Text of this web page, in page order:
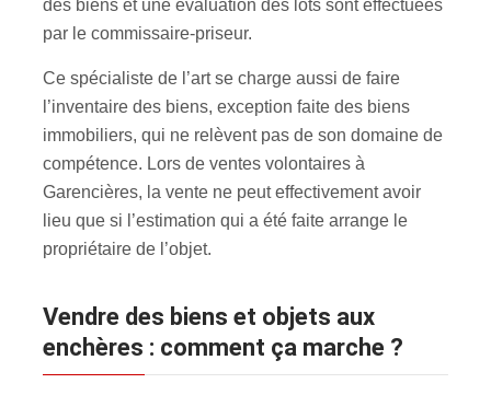
des biens et une évaluation des lots sont effectuées
par le commissaire-priseur.
Ce spécialiste de l’art se charge aussi de faire
l’inventaire des biens, exception faite des biens
immobiliers, qui ne relèvent pas de son domaine de
compétence. Lors de ventes volontaires à
Garencières, la vente ne peut effectivement avoir
lieu que si l’estimation qui a été faite arrange le
propriétaire de l’objet.
Vendre des biens et objets aux
enchères : comment ça marche ?